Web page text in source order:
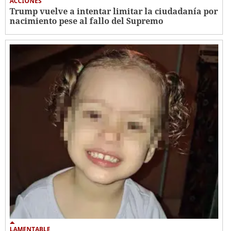
Trump vuelve a intentar limitar la ciudadanía por
nacimiento pese al fallo del Supremo
LAMENTABLE